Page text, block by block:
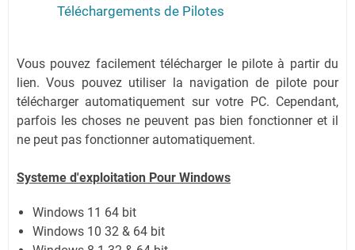
Téléchargements de Pilotes
Vous pouvez facilement télécharger le pilote à partir du
lien. Vous pouvez utiliser la navigation de pilote pour
télécharger automatiquement sur votre PC. Cependant,
parfois les choses ne peuvent pas bien fonctionner et il
ne peut pas fonctionner automatiquement.
Systeme d'exploitation Pour Windows
Windows 11 64 bit
Windows 10 32 & 64 bit